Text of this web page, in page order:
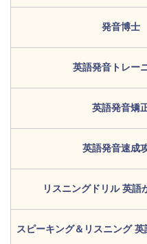
発音博士
英語発音トレー
英語発音矯
英語発音速成
リスニングドリル 英語
スピーキング＆リスニング